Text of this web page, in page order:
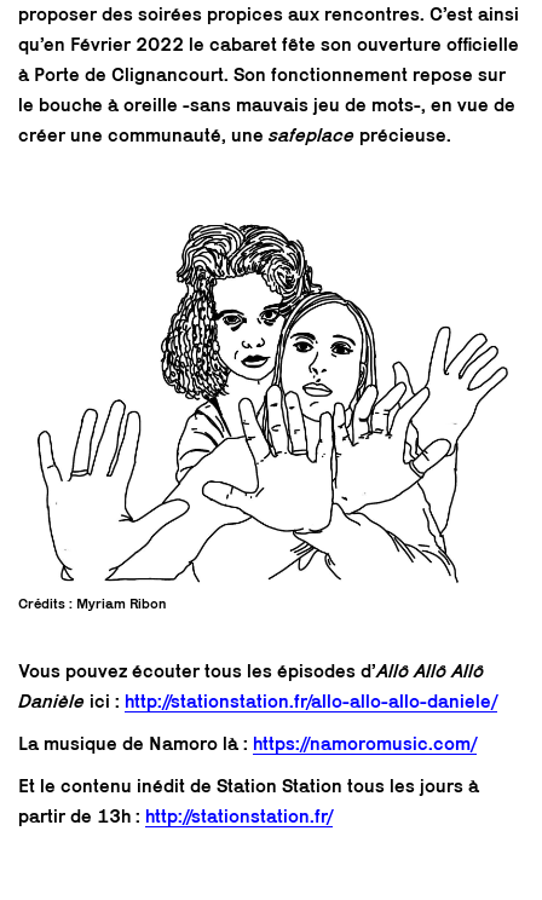
proposer des soirées propices aux rencontres. C’est ainsi
qu’en Février 2022 le cabaret fête son ouverture officielle
à Porte de Clignancourt. Son fonctionnement repose sur
le bouche à oreille -sans mauvais jeu de mots-, en vue de
créer une communauté, une safeplace précieuse.
Crédits : Myriam Ribon
Vous pouvez écouter tous les épisodes d’Allô Allô Allô
Danièle ici : http://stationstation.fr/allo-allo-allo-daniele/
La musique de Namoro là : https://namoromusic.com/
Et le contenu inédit de Station Station tous les jours à
partir de 13h : http://stationstation.fr/